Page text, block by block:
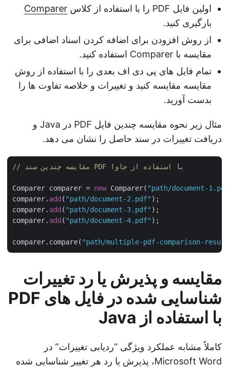
اولین فایل PDF را با استفاده از کلاس
Comparer
بارگیری کنید.
از روش افزودن برای اضافه کردن اسناد اضافی برای
مقایسه با Comparer استفاده کنید.
تمام فایل های پی دی اف بعدی را با استفاده از روش
مقایسه مقایسه کنید و تغییرات و خلاصه تفاوت ها را
بدست آورید.
مثال زیر نحوه مقایسه چندین فایل PDF در Java و
دریافت تغییرات در سند حاصل را نشان می دهد.
// مقایسه چندین سند PDF با استفاده از جاوا
Comparer comparer = new Comparer("path/document-
comparer.add ("path/document-2.pdf" );
comparer.add ("path/document-3.pdf" );
comparer.add ("path/document-4.pdf" );
comparer.compare("path/multiple-pdf-comparison-
مقایسه و پذیرش یا رد تغییرات
شناسایی شده در فایل های PDF
با استفاده از Java
کاملاً مشابه عملکرد ویژگی “ردیابی تغییرات” در
Microsoft Word، پذیرش یا رد هر تغییر شناسایی شده